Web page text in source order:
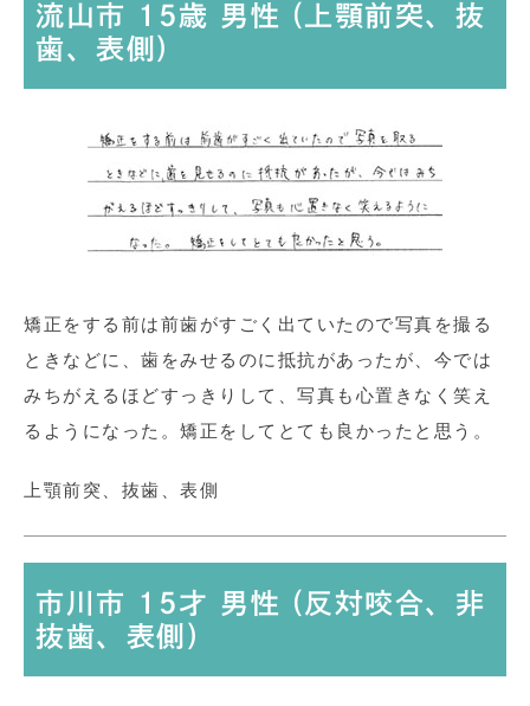
流山市 15歳 男性 (上顎前突、抜
歯、表側)
矯正をする前は前歯がすごく出ていたので写真を撮る
ときなどに、歯をみせるのに抵抗があったが、今では
みちがえるほどすっきりして、写真も心置きなく笑え
るようになった。矯正をしてとても良かったと思う。
上顎前突、抜歯、表側
市川市 15才 男性 (反対咬合、非
抜歯、表側)